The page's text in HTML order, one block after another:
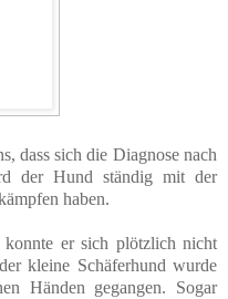
dass sich die Diagnose nach
der Hund ständig mit der
haben.
er sich plötzlich nicht
kleine Schäferhund wurde
Händen gegangen. Sogar